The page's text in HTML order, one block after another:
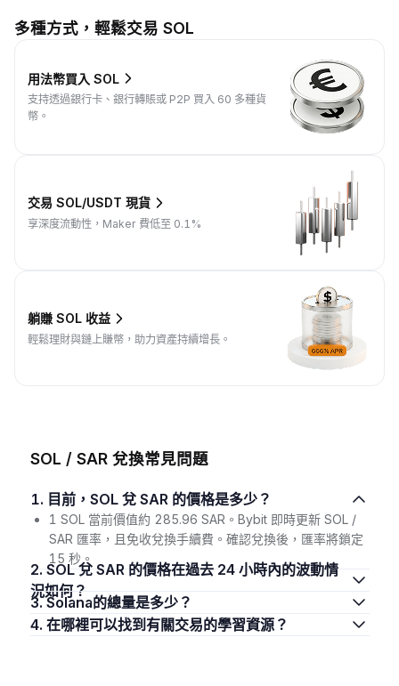
多種方式，輕鬆交易 SOL
用法幣買入 SOL
支持透過銀行卡、銀行轉賬或 P2P 買入 60 多種貨
幣。
交易 SOL/USDT 現貨
享深度流動性，Maker 費低至 0.1%
躺賺 SOL 收益
輕鬆理財與鏈上賺幣，助力資產持續增長。
SOL / SAR 兌換常見問題
1. 目前，SOL 兌 SAR 的價格是多少？
1 SOL 當前價值約 285.96 SAR。Bybit 即時更新 SOL /
SAR 匯率，且免收兌換手續費。確認兌換後，匯率將鎖定
15 秒。
2. SOL 兌 SAR 的價格在過去 24 小時內的波動情
況如何？
3. Solana的總量是多少？
4. 在哪裡可以找到有關交易的學習資源？